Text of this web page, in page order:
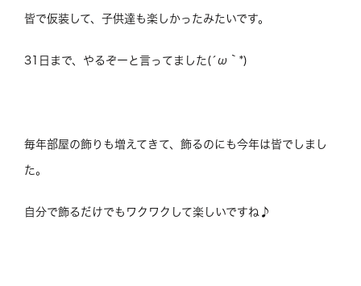
皆で仮装して、子供達も楽しかったみたいです。
31日まで、やるぞーと言ってました(´ω｀*)
毎年部屋の飾りも増えてきて、飾るのにも今年は皆でしまし
た。
自分で飾るだけでもワクワクして楽しいですね♪